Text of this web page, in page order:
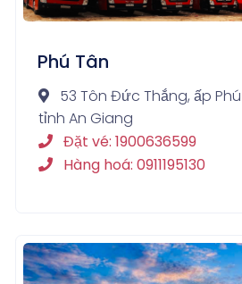
Phú Tân
53 Tôn Đức Thắng, ấp
tỉnh An Giang
Đặt vé: 1900636599
Hàng hoá: 0911195130